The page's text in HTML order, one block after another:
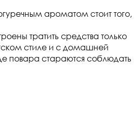
ароматом стоит того,
тратить средства только
стиле и с домашней
повара стараются соблюдать